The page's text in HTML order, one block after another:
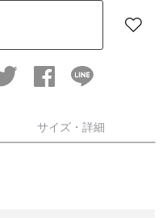
twitter facebook
サイズ・詳細